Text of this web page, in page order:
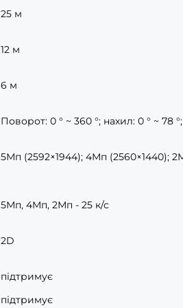
25 м
12 м
6 м
Поворот: 0 ° ~ 360 °; нахил: 0 ° ~ 78
5Мп (2592×1944); 4Мп (2560×1440);
5Мп, 4Мп, 2Мп - 25 к/с
2D
підтримує
підтримує